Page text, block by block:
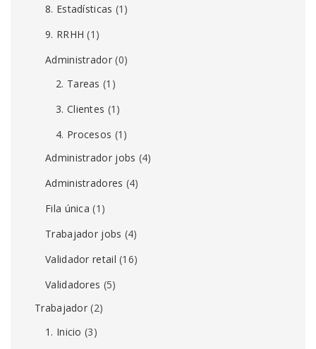
8. Estadísticas (1)
9. RRHH (1)
Administrador(0)
2. Tareas (1)
3. Clientes (1)
4. Procesos (1)
Administrador jobs (4)
Administradores (4)
Fila única (1)
Trabajador jobs (4)
Validador retail (16)
Validadores (5)
Trabajador (2)
1. Inicio (3)